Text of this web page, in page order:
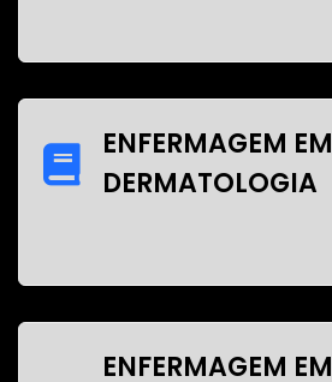
ENFERMAGEM EM
DERMATOLOGIA
ENFERMAGEM EM